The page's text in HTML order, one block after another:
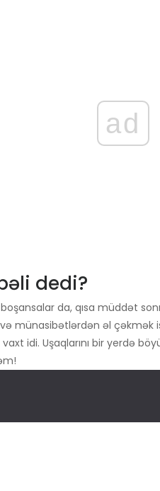
ad
dedi?
da, qısa müddət
münasibətlərdən əl çəkmək
idi. Uşaqlarını bir yerdə